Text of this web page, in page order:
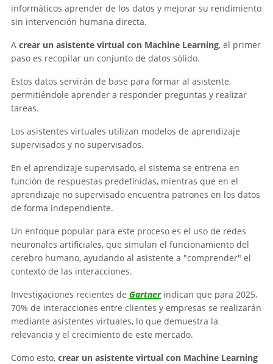
informáticos aprender de los datos y mejorar su rendimiento
sin intervención humana directa.
A crear un asistente virtual con Machine Learning, el primer
paso es recopilar un conjunto de datos sólido.
Estos datos servirán de base para formar al asistente,
permitiéndole aprender a responder preguntas y realizar
tareas.
Los asistentes virtuales utilizan modelos de aprendizaje
supervisados y no supervisados.
En el aprendizaje supervisado, el sistema se entrena en
función de respuestas predefinidas, mientras que en el
aprendizaje no supervisado encuentra patrones en los datos
de forma independiente.
Un enfoque popular para este proceso es el uso de redes
neuronales artificiales, que simulan el funcionamiento del
cerebro humano, ayudando al asistente a "comprender" el
contexto de las interacciones.
Investigaciones recientes de Gartnerindican que para 2025,
70% de interacciones entre clientes y empresas se realizarán
mediante asistentes virtuales, lo que demuestra la
relevancia y el crecimiento de este mercado.
Como esto, crear un asistente virtual con Machine Learning